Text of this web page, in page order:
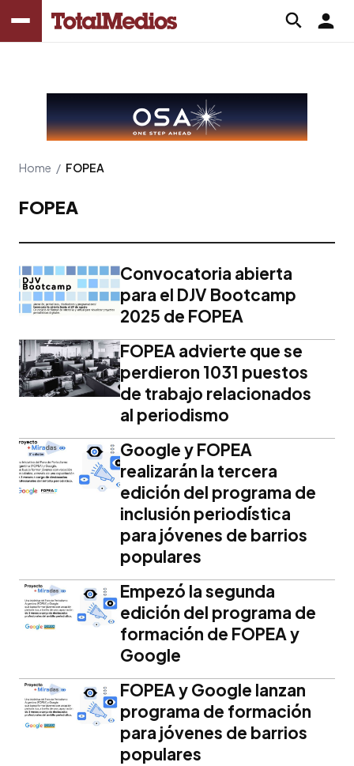
Home / FOPEA
FOPEA
Convocatoria abierta
para el DJV Bootcamp
2025 de FOPEA
FOPEA advierte que se
perdieron 1031 puestos
de trabajo relacionados
al periodismo
Google y FOPEA
realizarán la tercera
edición del programa de
inclusión periodística
para jóvenes de barrios
populares
Empezó la segunda
edición del programa de
formación de FOPEA y
Google
FOPEA y Google lanzan
programa de formación
para jóvenes de barrios
populares